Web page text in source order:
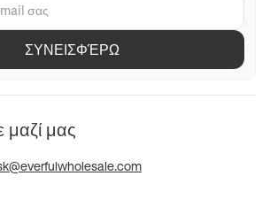
ΣΥΝΕΙΣΦΈΡΩ
μαζί μας